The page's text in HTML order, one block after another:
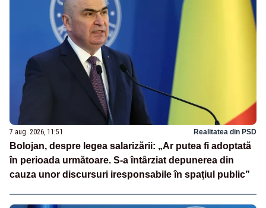
7 aug. 2026, 11:51 Realitatea din PSD
Bolojan, despre legea salarizării: „Ar putea fi adoptată
în perioada următoare. S-a întârziat depunerea din
cauza unor discursuri iresponsabile în spaţiul public”